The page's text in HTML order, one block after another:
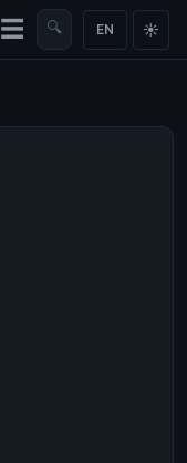
☰ 🔍 EN ☀